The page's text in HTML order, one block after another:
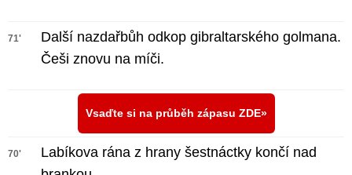
71'
Další nazdařbůh odkop gibraltarského golmana.
Češi znovu na míči.
Vsaďte si na průběh zápasu ZDE
70'
Labíkova rána z hrany šestnáctky končí nad